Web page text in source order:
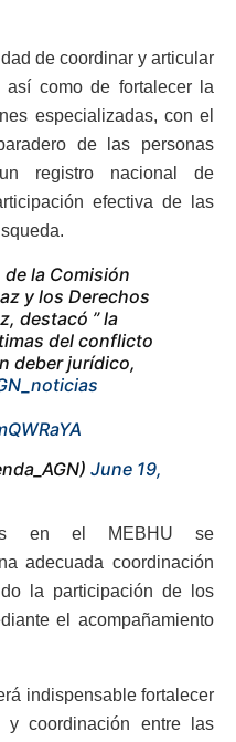
de coordinar y articular
así como de fortalecer la
especializadas, con el
de las personas
registro nacional de
efectiva de las
la Comisión
y los Derechos
destacó ” la
del conflicto
deber jurídico,
June 19,
en el MEBHU se
adecuada coordinación
la participación de los
el acompañamiento
indispensable fortalecer
y coordinación entre las